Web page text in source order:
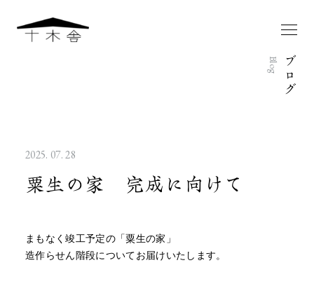
ブ
ロ
グ
Blog
2025. 07. 28
粟生の家 完成に向けて
まもなく竣工予定の「粟生の家」
造作らせん階段についてお届けいたします。